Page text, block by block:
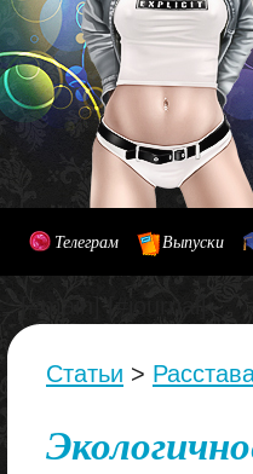
Телеграм Выпуски
Статьи >